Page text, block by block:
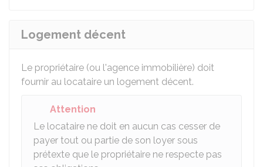
Logement décent
Le propriétaire (ou l'agence immobilière) doit
fournir au locataire un logement décent.
Attention
Le locataire ne doit en aucun cas cesser de
payer tout ou partie de son loyer sous
prétexte que le propriétaire ne respecte pas